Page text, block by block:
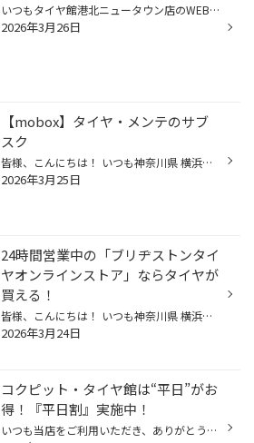
いつもタイヤ館港北ニュータウン店のWEBをご覧いただきありがとうございます‼ 今回の作業はタイヤ交換です‼ お車はこちらのTOYOTA ラクティスです‼ 使用するタイヤはこちら‼ ECOPIA NH200C 175/60R16 82Hです‼ 交換前のタイヤはワイヤーが出ていますね。。 このままではいつタイヤがバーストしても...
2026年3月26日
【mobox】タイヤ・メンテのサブ
スク
皆様、こんにちは！ いつも神奈川県 横浜市 都筑区 タイヤ館 港北ニュータウン店のWebを御覧の皆様ありがとうございます♪ タイヤ館は、あなたの町の "タイヤ専門店"です。 大変ご好評いただいている 夏タイヤ・スタッドレスタイヤ・スタッドレスタイヤホイールセットも対応可能な タイヤのサブスク...
2026年3月25日
24時間営業中の「ブリヂストンタイ
ヤオンラインストア」ならタイヤが
買える！
皆様、こんにちは！ いつも神奈川県 横浜市 都筑区 タイヤ館 港北ニュータウン店のWebを御覧の皆様ありがとうございます♪ タイヤ館は、あなたの町の "タイヤ専門店"です。 タイヤ館アプリダウンロード LINE友だち登録⇒トーク⇒公式アプリダウンロード 国内タイヤメーカーのブリヂストンが運営してい...
2026年3月24日
コクピット・タイヤ館は“平日”がお
得！『平日割』実施中！
いつも当店をご利用いただき、ありがとうございます。 コクピット・タイヤ館では、コクピット・タイヤ館アプリ会員の方限定で月曜日から金曜日の間、 タイヤやオイル、バッテリーなどのメンテナンスがお得に交換できる、 『平日割』を実施しております！！ 「平日割」のここがオススメ♪ 平日だと・...